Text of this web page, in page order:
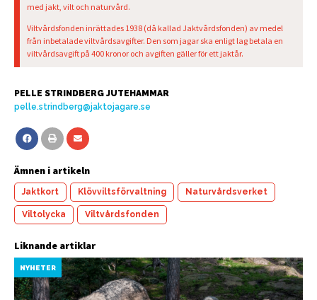
med jakt, vilt och naturvård.
Viltvårdsfonden inrättades 1938 (då kallad Jaktvårdsfonden) av medel
från inbetalade viltvårdsavgifter. Den som jagar ska enligt lag betala en
viltvårdsavgift på 400 kronor och avgiften gäller för ett jaktår.
PELLE STRINDBERG JUTEHAMMAR
pelle.strindberg@jaktojagare.se
Ämnen i artikeln
Jaktkort Klövviltsförvaltning Naturvårdsverket
Viltolycka Viltvårdsfonden
Liknande artiklar
NYHETER